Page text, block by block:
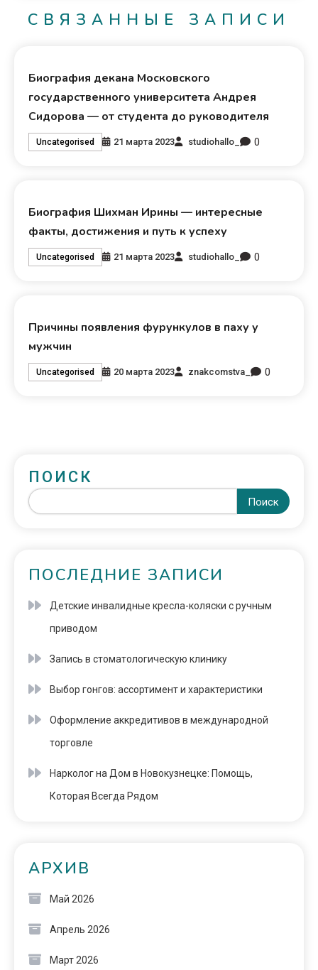
СВЯЗАННЫЕ ЗАПИСИ
Биография декана Московского
государственного университета Андрея
Сидорова — от студента до руководителя
Uncategorised 21 марта 2023 studiohallo_ 0
Биография Шихман Ирины — интересные
факты, достижения и путь к успеху
Uncategorised 21 марта 2023 studiohallo_ 0
Причины появления фурункулов в паху у
мужчин
Uncategorised 20 марта 2023 znakcomstva_ 0
ПОИСК
Поиск
ПОСЛЕДНИЕ ЗАПИСИ
Детские инвалидные кресла-коляски с ручным
приводом
Запись в стоматологическую клинику
Выбор гонгов: ассортимент и характеристики
Оформление аккредитивов в международной
торговле
Нарколог на Дом в Новокузнецке: Помощь,
Которая Всегда Рядом
АРХИВ
Май 2026
Апрель 2026
Март 2026